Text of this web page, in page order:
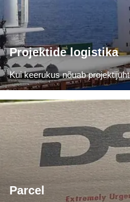
Projektide logistika
Kui keerukus nõuab
Parcel